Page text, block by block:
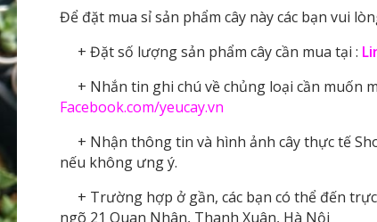
Để đặt mua sỉ sản phẩm cây này các bạn vui
+ Đặt số lượng sản phẩm cây cần mua tại :
+ Nhắn tin ghi chú về chủng loại cần muốn
Facebook.com/yeucay.vn
+ Nhận thông tin và hình ảnh cây thực tế
nếu không ưng ý.
+ Trường hợp ở gần, các bạn có thể đến trực
ngõ 21 Quan Nhân, Thanh Xuân, Hà Nội